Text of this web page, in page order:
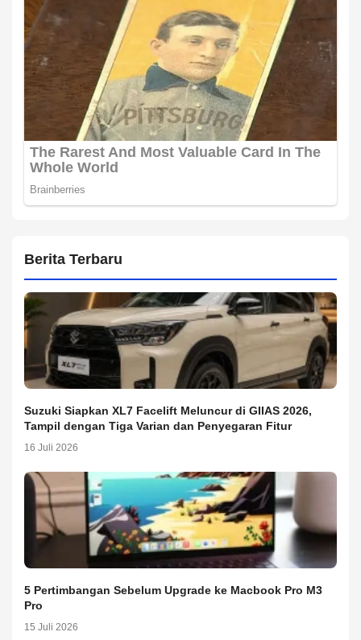
Berita Terbaru
Suzuki Siapkan XL7 Facelift Meluncur di GIIAS 2026,
Tampil dengan Tiga Varian dan Penyegaran Fitur
16 Juli 2026
5 Pertimbangan Sebelum Upgrade ke Macbook Pro M3
Pro
15 Juli 2026